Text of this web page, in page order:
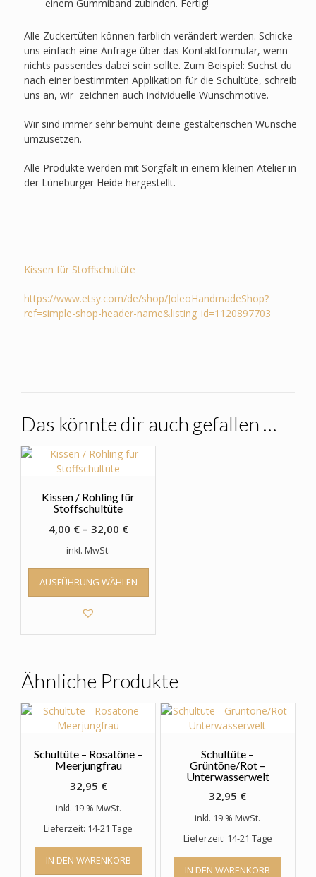
einem Gummiband zubinden. Fertig!
Alle Zuckertüten können farblich verändert werden. Schicke
uns einfach eine Anfrage über das Kontaktformular, wenn
nichts passendes dabei sein sollte. Zum Beispiel: Suchst du
nach einer bestimmten Applikation für die Schultüte, schreib
uns an, wir zeichnen auch individuelle Wunschmotive.
Wir sind immer sehr bemüht deine gestalterischen Wünsche
umzusetzen.
Alle Produkte werden mit Sorgfalt in einem kleinen Atelier in
der Lüneburger Heide hergestellt.
Kissen für Stoffschultüte
https://www.etsy.com/de/shop/JoleoHandmadeShop?
ref=simple-shop-header-name&listing_id=1120897703
Das könnte dir auch gefallen …
Kissen / Rohling für
Stoffschultüte
4,00 €– 32,00 €
inkl. MwSt.
AUSFÜHRUNG WÄHLEN
Dieses
weist
Optionen
können
auf
der
Produktseite
Ähnliche Produkte
Schultüte – Rosatöne –
Meerjungfrau
32,95 €
inkl. 19 % MwSt.
Lieferzeit: 14-21 Tage
IN DEN WARENKORB
Schultüte –
Grüntöne/Rot –
Unterwasserwelt
32,95 €
inkl. 19 % MwSt.
Lieferzeit: 14-21 Tage
IN DEN WARENKORB